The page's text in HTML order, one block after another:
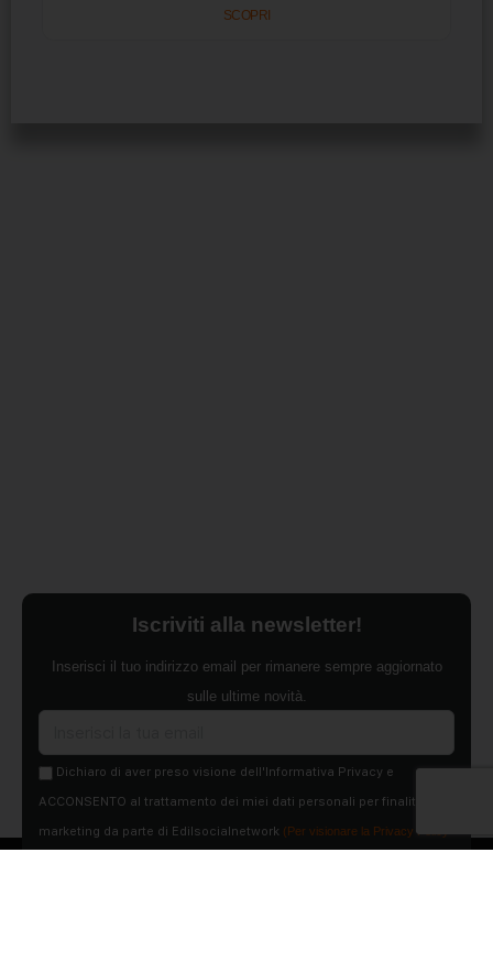
SCOPRI
Iscriviti alla newsletter!
Inserisci il tuo indirizzo email per rimanere sempre aggiornato
sulle ultime novità.
Dichiaro di aver preso visione dell'Informativa Privacy e
ACCONSENTO al trattamento dei miei dati personali per finalità di
marketing da parte di Edilsocialnetwork (Per visionare la Privacy Policy